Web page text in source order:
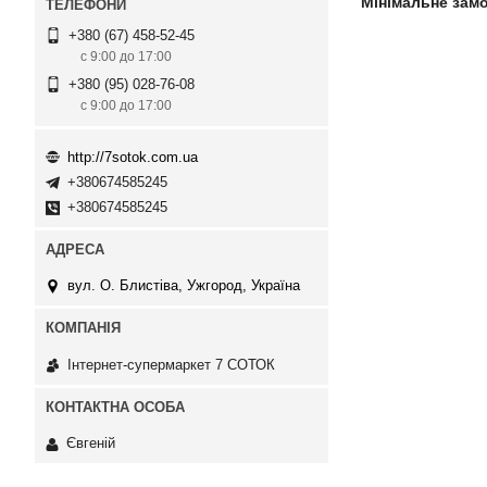
+380 (67) 458-52-45
с 9:00 до 17:00
+380 (95) 028-76-08
с 9:00 до 17:00
http://7sotok.com.ua
+380674585245
+380674585245
вул. О. Блистіва, Ужгород, Україна
Інтернет-супермаркет 7 СОТОК
Євгеній